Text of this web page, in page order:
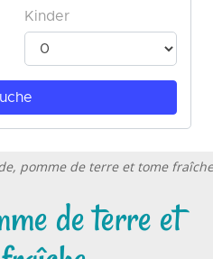
pomme de terre et tome fraîche
de terre et